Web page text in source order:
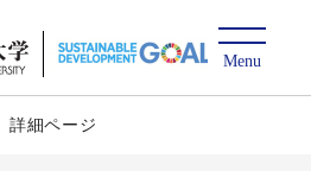
詳細ページ